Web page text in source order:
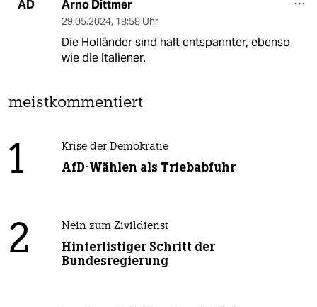
AD Arno Dittmer
29.05.2024, 18:58 Uhr
Die Holländer sind halt entspannter, ebenso
wie die Italiener.
meistkommentiert
1 Krise der Demokratie
AfD-Wählen als Triebabfuhr
2 Nein zum Zivildienst
Hinterlistiger Schritt der
Bundesregierung